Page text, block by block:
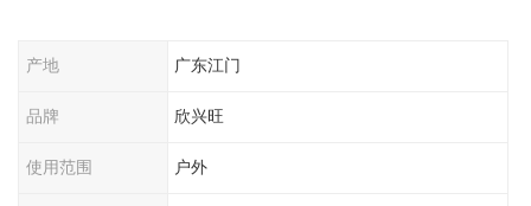
产地 广东江门
品牌 欣兴旺
使用范围 户外